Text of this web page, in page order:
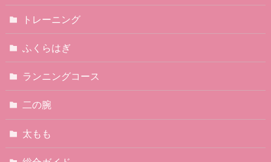
トレーニング
ふくらはぎ
ランニングコース
二の腕
太もも